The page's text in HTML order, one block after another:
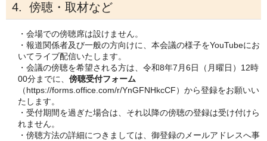
4. 傍聴・取材など
・会場での傍聴席は設けません。
・報道関係者及び一般の方向けに、本会議の様子をYouTubeにお
いてライブ配信いたします。
・会議の傍聴を希望される方は、令和8年7月6日（月曜日）12時
00分までに、 傍聴受付フォーム
（https://forms.office.com/r/YnGFNHkcCF）から登録をお願いい
たします。
・受付期間を過ぎた場合は、それ以降の傍聴の登録は受け付けら
れません。
・傍聴方法の詳細につきましては、御登録のメールアドレスへ事